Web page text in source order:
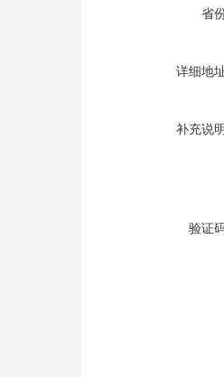
省
详细地
补充说
验证